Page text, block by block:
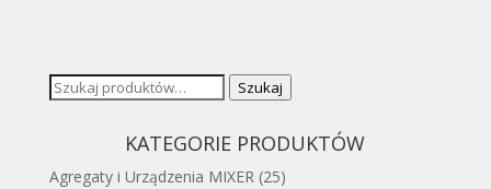
Szukaj: Szukaj
KATEGORIE PRODUKTÓW
Agregaty i Urządzenia MIXER (25)